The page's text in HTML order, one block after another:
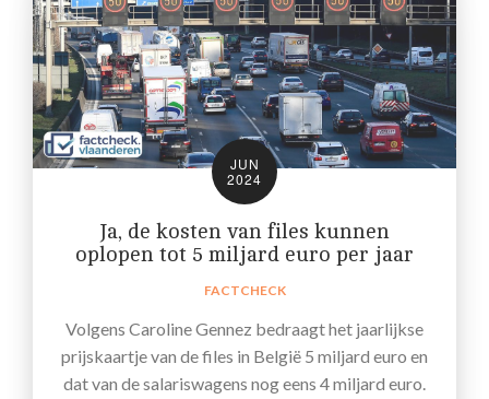
JUN
2024
Ja, de kosten van files kunnen
oplopen tot 5 miljard euro per jaar
FACTCHECK
Volgens Caroline Gennez bedraagt het jaarlijkse
prijskaartje van de files in België 5 miljard euro en
dat van de salariswagens nog eens 4 miljard euro.